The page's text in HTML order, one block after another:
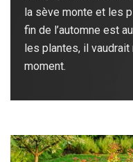
la sève monte et les
fin de l’automne est
les plantes, il vaudrait
moment.